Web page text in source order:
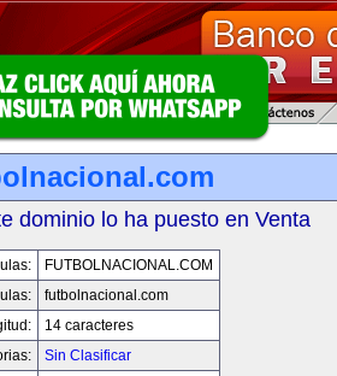
dominio lo ha puesto en Venta
FUTBOLNACIONAL.COM
futbolnacional.com
14 caracteres
Sin Clasificar